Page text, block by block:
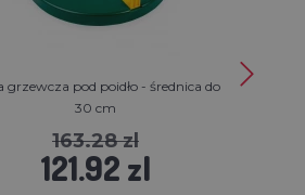
grzewcza pod poidło - średnica do
30 cm
163.28 zl
121.92 zl